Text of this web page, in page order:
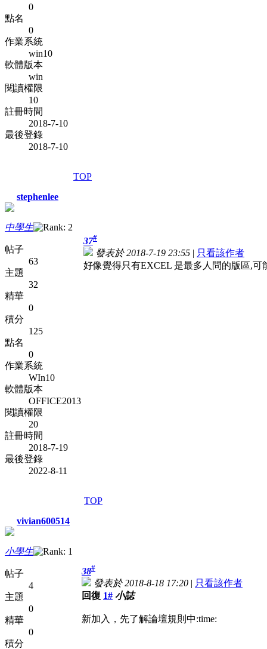
0
點名
0
作業系統
win10
軟體版本
win
閱讀權限
10
註冊時間
2018-7-10
最後登錄
2018-7-10
TOP
stephenlee
中學生
帖子
63
主題
32
精華
0
積分
125
點名
0
作業系統
WIn10
軟體版本
OFFICE2013
閱讀權限
20
註冊時間
2018-7-19
最後登錄
2022-8-11
37#
發表於 2018-7-19 23:55 | 只看該作者
好像覺得只有EXCEL 是最多人問的版區,
TOP
vivian600514
小學生
帖子
4
主題
0
精華
0
積分
38#
發表於 2018-8-18 17:20 | 只看該作者
回復 1# 小誌
新加入，先了解論壇規則中:time: